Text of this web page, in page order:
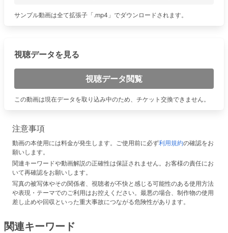
サンプル動画は全て拡張子「.mp4」でダウンロードされます。
視聴データを見る
視聴データ閲覧
この動画は現在データを取り込み中のため、チケット交換できません。
注意事項
動画の本使用には料金が発生します。ご使用前に必ず利用規約の確認をお
願いします。
関連キーワードや動画解説の正確性は保証されません。お客様の責任にお
いて再確認をお願いします。
写真の被写体やその関係者、視聴者が不快と感じる可能性のある使用方法
や表現・テーマでのご利用はお控えください。最悪の場合、制作物の使用
差し止めや回収といった重大事故につながる危険性があります。
関連キーワード